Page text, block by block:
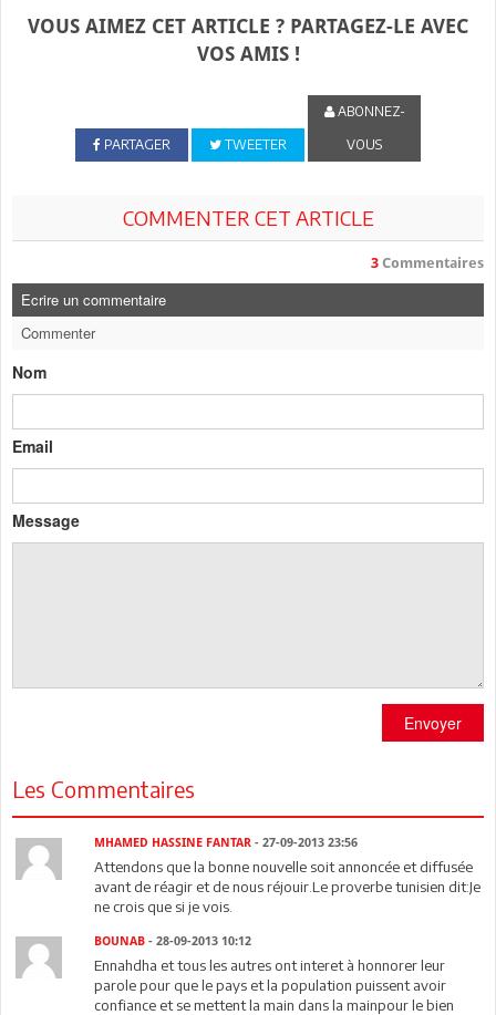
VOUS AIMEZ CET ARTICLE ? PARTAGEZ-LE AVEC
VOS AMIS !
PARTAGER TWEETER
ABONNEZ-
VOUS
COMMENTER CET ARTICLE
3 Commentaires
Ecrire un commentaire
Commenter
Nom
Email
Message
Envoyer
Les Commentaires
MHAMED HASSINE FANTAR - 27-09-2013 23:56
Attendons que la bonne nouvelle soit annoncée et diffusée
avant de réagir et de nous réjouir.Le proverbe tunisien dit:Je
ne crois que si je vois.
BOUNAB - 28-09-2013 10:12
Ennahdha et tous les autres ont interet à honnorer leur
parole pour que le pays et la population puissent avoir
confiance et se mettent la main dans la mainpour le bien